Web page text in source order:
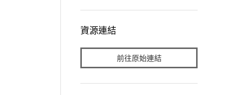
資源連結
前往原始連結